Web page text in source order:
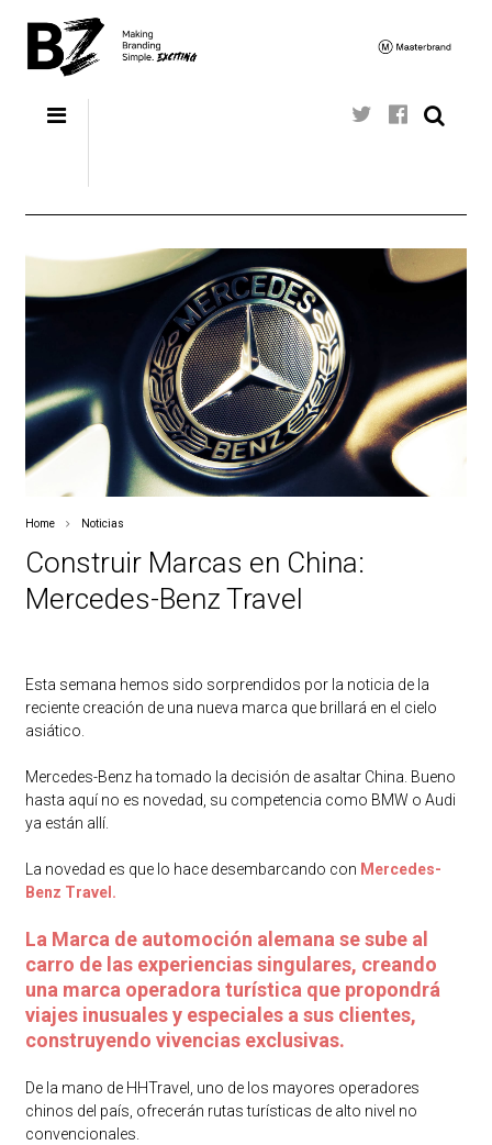
Home Noticias
Construir Marcas en China:
Mercedes-Benz Travel
Esta semana hemos sido sorprendidos por la noticia de la
reciente creación de una nueva marca que brillará en el cielo
asiático.
Mercedes-Benz ha tomado la decisión de asaltar China. Bueno
hasta aquí no es novedad, su competencia como BMW o Audi
ya están allí.
La novedad es que lo hace desembarcando con Mercedes-
Benz Travel.
La Marca de automoción alemana se sube al
carro de las experiencias singulares, creando
una marca operadora turística que propondrá
viajes inusuales y especiales a sus clientes,
construyendo vivencias exclusivas.
De la mano de HHTravel, uno de los mayores operadores
chinos del país, ofrecerán rutas turísticas de alto nivel no
convencionales.